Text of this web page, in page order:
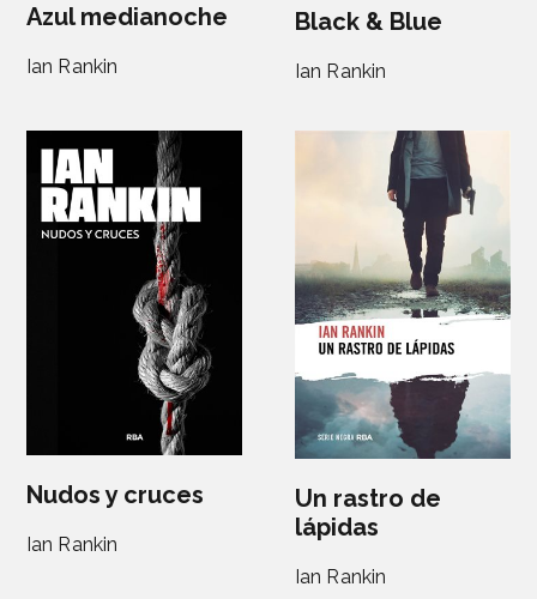
Azul medianoche
Ian Rankin
Black & Blue
Ian Rankin
Nudos y cruces
Ian Rankin
Un rastro de
lápidas
Ian Rankin